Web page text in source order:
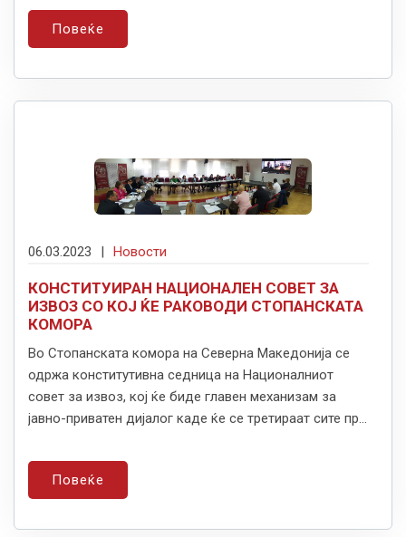
Повеќе
06.03.2023 | Новости
КОНСТИТУИРАН НАЦИОНАЛЕН СОВЕТ ЗА
ИЗВОЗ СО КОЈ ЌЕ РАКОВОДИ СТОПАНСКАТА
КОМОРА
Во Стопанската комора на Северна Македонија се
одржа конститутивна седница на Националниот
совет за извоз, кој ќе биде главен механизам за
јавно-приватен дијалог каде ќе се третираат сите пр...
Повеќе